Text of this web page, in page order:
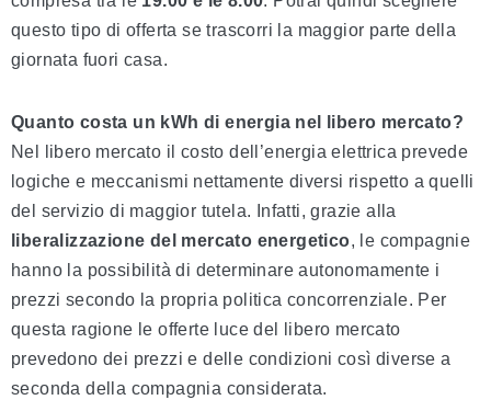
questo tipo di offerta se trascorri la maggior parte della
giornata fuori casa.
Quanto costa un kWh di energia nel libero mercato?
Nel libero mercato il costo dell’energia elettrica prevede
logiche e meccanismi nettamente diversi rispetto a quelli
del servizio di maggior tutela. Infatti, grazie alla
liberalizzazione del mercato energetico, le compagnie
hanno la possibilità di determinare autonomamente i
prezzi secondo la propria politica concorrenziale. Per
questa ragione le offerte luce del libero mercato
prevedono dei prezzi e delle condizioni così diverse a
seconda della compagnia considerata.